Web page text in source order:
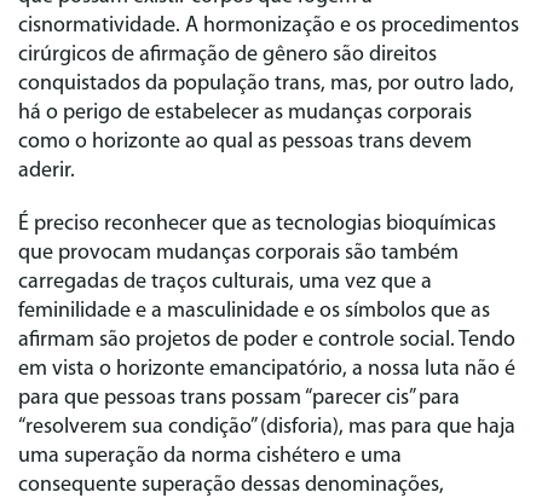
cisnormatividade. A hormonização e os procedimentos
cirúrgicos de afirmação de gênero são direitos
conquistados da população trans, mas, por outro lado,
há o perigo de estabelecer as mudanças corporais
como o horizonte ao qual as pessoas trans devem
aderir.
É preciso reconhecer que as tecnologias bioquímicas
que provocam mudanças corporais são também
carregadas de traços culturais, uma vez que a
feminilidade e a masculinidade e os símbolos que as
afirmam são projetos de poder e controle social. Tendo
em vista o horizonte emancipatório, a nossa luta não é
para que pessoas trans possam “parecer cis” para
“resolverem sua condição” (disforia), mas para que haja
uma superação da norma cishétero e uma
consequente superação dessas denominações,